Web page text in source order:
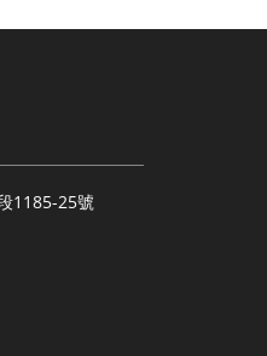
1185-25號